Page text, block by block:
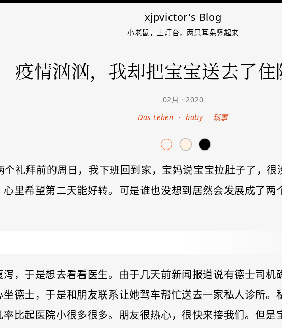
xjpvictor's Blog
小老鼠，上灯台，两只耳朵竖起来
疫情汹汹，我却把宝宝送去了住
02月 · 2020
Das Leben
· baby 琐事
个礼拜前的周日，我下班回到家，宝妈说宝宝拉肚子了，很
里希望第二天能好转。可是谁也没想到居然会发展成了两
，于是想去看看医生。由于几天前新闻报道说有德士司机
德士，于是和朋友联系让她驾车帮忙送去一家私人诊所。
比起医院小很多很多。朋友很热心，很快来接我们。但